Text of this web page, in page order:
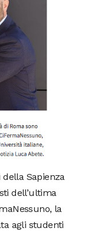
della Sapienza
dell’ultima
la
agli studenti